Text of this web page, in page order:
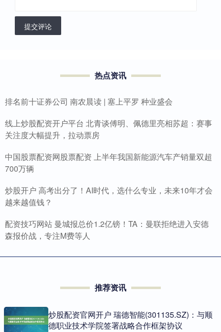
提交评论
热点资讯
排名前十证券公司 南农晨读 | 塞上平罗 种业盛会
线上炒股配资开户平台 北青谈傅明、佩德里亮相苏超：赛事
关注度大幅提升，拉动票房
中国股票配资网股票配资 上半年我国新能源汽车产销量双超
700万辆
炒股开户 高考出分了！AI时代，选什么专业，未来10年才会
越来越值钱？
配资技巧网站 曼城报总价1.2亿镑！TA：曼联拒绝进入安德
森报价战，专注M费等人
推荐资讯
炒股配资官网开户 瑞德智能(301135.SZ)：与顺
德职业技术学院签署战略合作框架协议